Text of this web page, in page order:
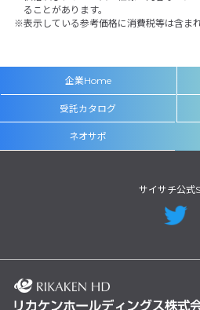
ることがあります。
表示している参考価格に消費税等は含ま
企業Home
受託カタログ
ネオサポ
サイサチ公式